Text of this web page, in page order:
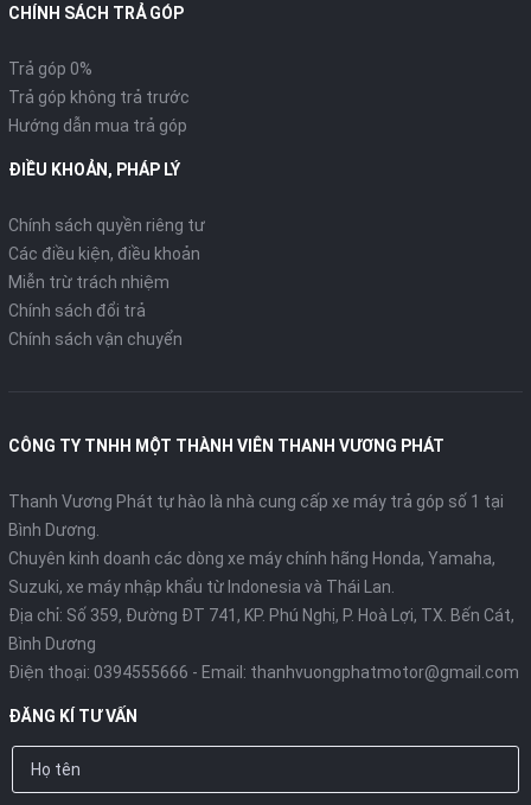
CHÍNH SÁCH TRẢ GÓP
Trả góp 0%
Trả góp không trả trước
Hướng dẫn mua trả góp
ĐIỀU KHOẢN, PHÁP LÝ
Chính sách quyền riêng tư
Các điều kiện, điều khoản
Miễn trừ trách nhiệm
Chính sách đổi trả
Chính sách vận chuyển
CÔNG TY TNHH MỘT THÀNH VIÊN THANH VƯƠNG PHÁT
Thanh Vương Phát tự hào là nhà cung cấp xe máy trả góp số 1 tại
Bình Dương.
Chuyên kinh doanh các dòng xe máy chính hãng Honda, Yamaha,
Suzuki, xe máy nhập khẩu từ Indonesia và Thái Lan.
Địa chỉ: Số 359, Đường ĐT 741, KP. Phú Nghị, P. Hoà Lợi, TX. Bến Cát,
Bình Dương
Điện thoại: 0394555666 - Email: thanhvuongphatmotor@gmail.com
ĐĂNG KÍ TƯ VẤN